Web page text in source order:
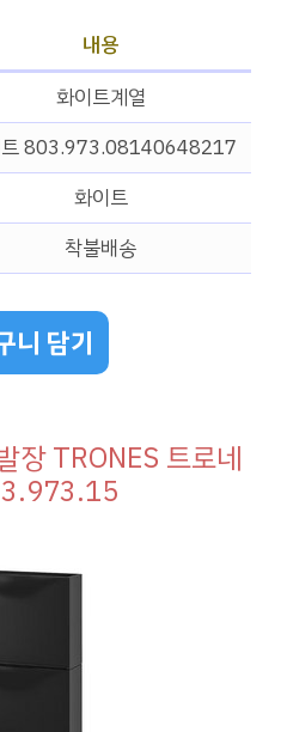
내용
화이트계열
트 803.973.08140648217
화이트
착불배송
니 담기
장 TRONES 트로네